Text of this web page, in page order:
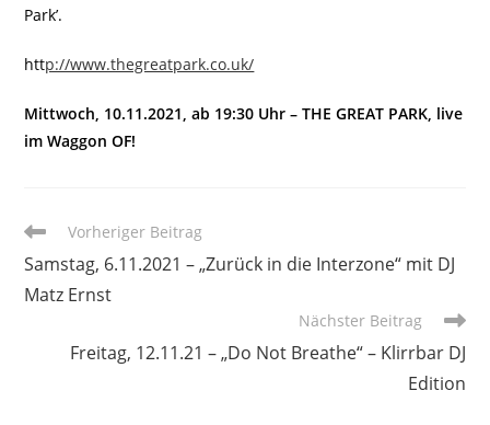
Park’.
http://www.thegreatpark.co.uk/
Mittwoch, 10.11.2021, ab 19:30 Uhr – THE GREAT PARK, live
im Waggon OF!
Weitere
ansehen
Vorheriger Beitrag
Samstag, 6.11.2021 – „Zurück in die Interzone“ mit DJ
Matz Ernst
Nächster Beitrag
Freitag, 12.11.21 – „Do Not Breathe“ – Klirrbar DJ
Edition